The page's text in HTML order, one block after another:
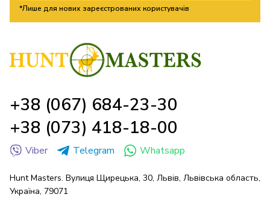
*Лише для нових зареєстрованих користувачів
+38 (067) 684-23-30
+38 (073) 418-18-00
Viber Telegram Whatsapp
Hunt Masters. Вулиця Щирецька, 30, Львів, Львівська область,
Україна, 79071